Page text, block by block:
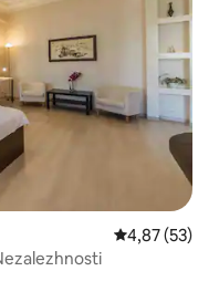
Évaluation
4,87 (53)